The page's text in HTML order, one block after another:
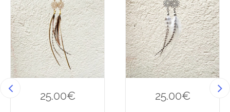
uter
à la
wis
hlist
25.00€
uter
à la
wis
hlist
25.00€